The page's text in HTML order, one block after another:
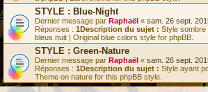
u
e
r
é
s
u
u
j
e
t
e
s
t
r
é
s
o
STYLE : Blue-Night
Dernier message par Raphaël « sam. 26 sept.
Réponses : 1Description du sujet : Style sombre
bleus nuit | Original blue colors style for phpBB.
STYLE : Green-Nature
Dernier message par Raphaël « sam. 26 sept.
Réponses : 1Description du sujet : Style ayant
Theme on nature for this phpBB style.